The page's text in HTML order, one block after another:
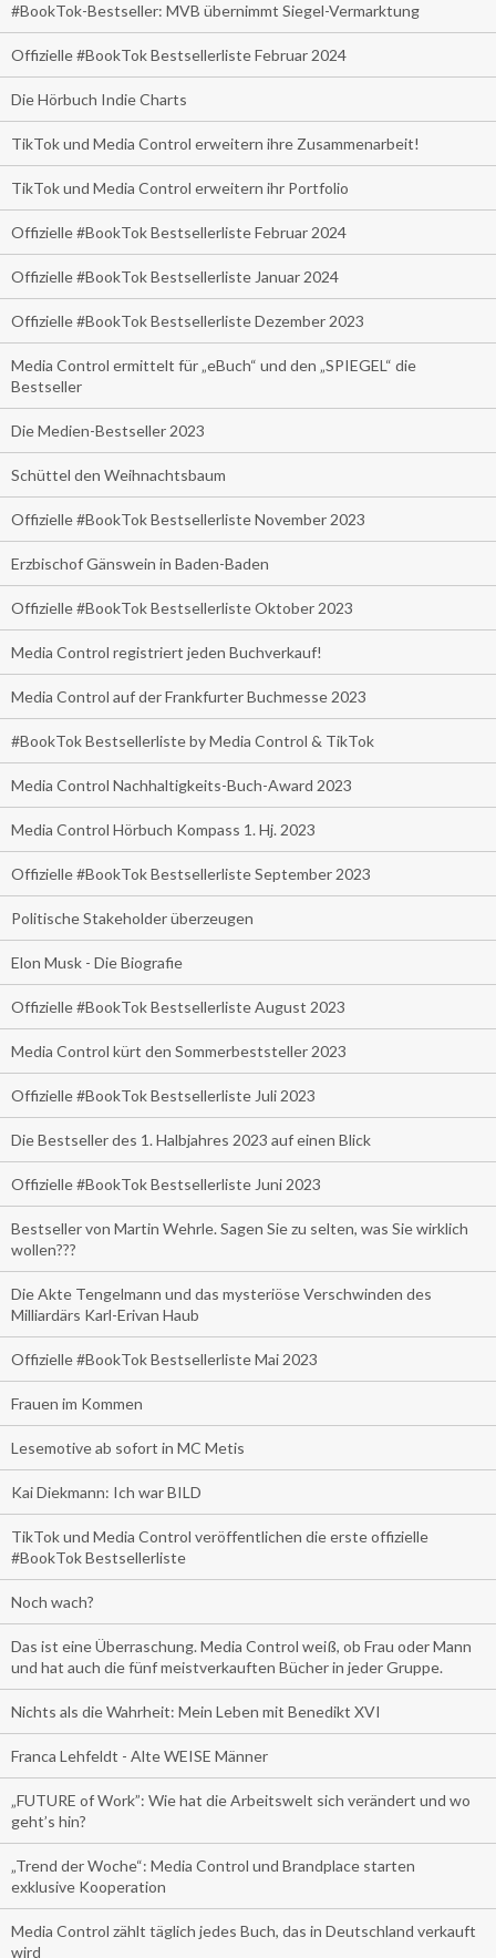
#BookTok-Bestseller: MVB übernimmt Siegel-Vermarktung
Offizielle #BookTok Bestsellerliste Februar 2024
Die Hörbuch Indie Charts
TikTok und Media Control erweitern ihre Zusammenarbeit!
TikTok und Media Control erweitern ihr Portfolio
Offizielle #BookTok Bestsellerliste Februar 2024
Offizielle #BookTok Bestsellerliste Januar 2024
Offizielle #BookTok Bestsellerliste Dezember 2023
Media Control ermittelt für „eBuch“ und den „SPIEGEL“ die
Bestseller
Die Medien-Bestseller 2023
Schüttel den Weihnachtsbaum
Offizielle #BookTok Bestsellerliste November 2023
Erzbischof Gänswein in Baden-Baden
Offizielle #BookTok Bestsellerliste Oktober 2023
Media Control registriert jeden Buchverkauf!
Media Control auf der Frankfurter Buchmesse 2023
#BookTok Bestsellerliste by Media Control & TikTok
Media Control Nachhaltigkeits-Buch-Award 2023
Media Control Hörbuch Kompass 1. Hj. 2023
Offizielle #BookTok Bestsellerliste September 2023
Politische Stakeholder überzeugen
Elon Musk - Die Biografie
Offizielle #BookTok Bestsellerliste August 2023
Media Control kürt den Sommerbeststeller 2023
Offizielle #BookTok Bestsellerliste Juli 2023
Die Bestseller des 1. Halbjahres 2023 auf einen Blick
Offizielle #BookTok Bestsellerliste Juni 2023
Bestseller von Martin Wehrle. Sagen Sie zu selten, was Sie wirklich
wollen???
Die Akte Tengelmann und das mysteriöse Verschwinden des
Milliardärs Karl-Erivan Haub
Offizielle #BookTok Bestsellerliste Mai 2023
Frauen im Kommen
Lesemotive ab sofort in MC Metis
Kai Diekmann: Ich war BILD
TikTok und Media Control veröffentlichen die erste offizielle
#BookTok Bestsellerliste
Noch wach?
Das ist eine Überraschung. Media Control weiß, ob Frau oder Mann
und hat auch die fünf meistverkauften Bücher in jeder Gruppe.
Nichts als die Wahrheit: Mein Leben mit Benedikt XVI
Franca Lehfeldt - Alte WEISE Männer
„FUTURE of Work”: Wie hat die Arbeitswelt sich verändert und wo
geht’s hin?
„Trend der Woche“: Media Control und Brandplace starten
exklusive Kooperation
Media Control zählt täglich jedes Buch, das in Deutschland verkauft
wird